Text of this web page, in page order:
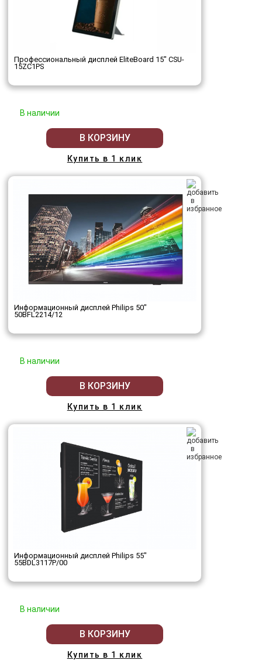
Профессиональный дисплей EliteBoard 15" CSU-
15ZC1PS
В наличии
В КОРЗИНУ
Купить в 1 клик
Информационный дисплей Philips 50"
50BFL2214/12
В наличии
В КОРЗИНУ
Купить в 1 клик
Информационный дисплей Philips 55"
55BDL3117P/00
В наличии
В КОРЗИНУ
Купить в 1 клик